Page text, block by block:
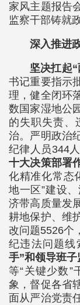
家风主题报告
监察干部铸就
深入推进
坚决扛起
书记重要指示
理，健全闭环
数国家湿地公
的失职失责、
治。严明政治
纪律人员344
十大决策部署
化精准化常态
地一区”建设
济带高质量发
耕地保护、维
改问题5526个
纪违法问题线
手”和领导班子
等“关键少数”
象，督促各省
面从严治党责